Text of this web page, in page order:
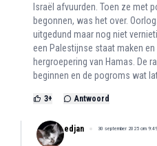
Israël afvuurden. Toen ze met
begonnen, was het over.
uitgedund maar nog niet
een Palestijnse staat maken
hergroepering van Hamas. De
beginnen en de pogroms wat
3+ Antwoord
edjan 30 september 2025 om 9:49